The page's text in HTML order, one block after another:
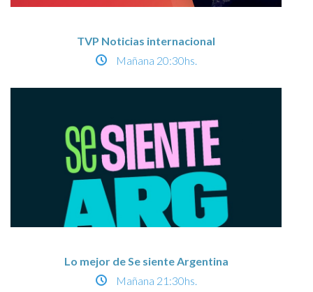
TVP Noticias internacional
Mañana 20:30hs.
Lo mejor de Se siente Argentina
Mañana 21:30hs.